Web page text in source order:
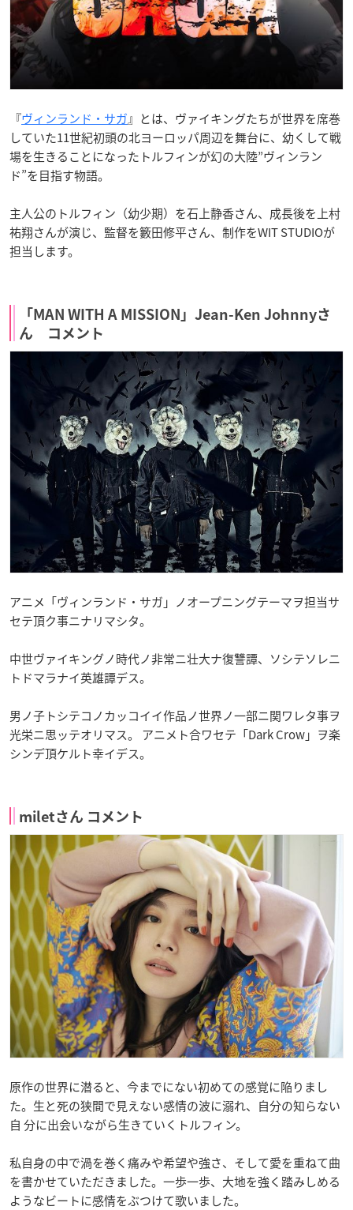
『ヴィンランド・サガ』とは、ヴァイキングたちが世界を席巻
していた11世紀初頭の北ヨーロッパ周辺を舞台に、幼くして戦
場を生きることになったトルフィンが幻の大陸”ヴィンラン
ド”を目指す物語。
主人公のトルフィン（幼少期）を石上静香さん、成長後を上村
祐翔さんが演じ、監督を籔田修平さん、制作をWIT STUDIOが
担当します。
「MAN WITH A MISSION」Jean-Ken Johnnyさ
ん コメント
アニメ「ヴィンランド・サガ」ノオープニングテーマヲ担当サ
セテ頂ク事ニナリマシタ。
中世ヴァイキングノ時代ノ非常ニ壮大ナ復讐譚、ソシテソレニ
トドマラナイ英雄譚デス。
男ノ子トシテコノカッコイイ作品ノ世界ノ一部ニ関ワレタ事ヲ
光栄ニ思ッテオリマス。 アニメト合ワセテ「Dark Crow」ヲ楽
シンデ頂ケルト幸イデス。
miletさん コメント
原作の世界に潜ると、今までにない初めての感覚に陥りまし
た。生と死の狭間で見えない感情の波に溺れ、自分の知らない
自 分に出会いながら生きていくトルフィン。
私自身の中で渦を巻く痛みや希望や強さ、そして愛を重ねて曲
を書かせていただきました。一歩一歩、大地を強く踏みしめる
ようなビートに感情をぶつけて歌いました。